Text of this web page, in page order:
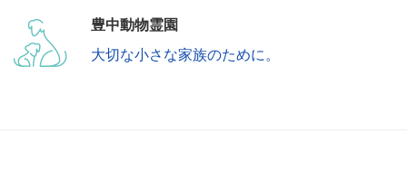
豊中動物霊園
大切な小さな家族のために。